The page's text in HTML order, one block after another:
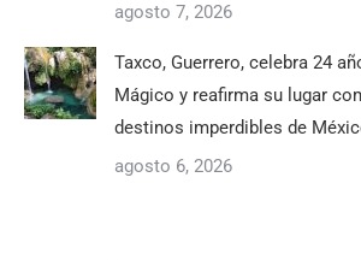
agosto 7, 2026
Taxco, Guerrero, celebra 24
Mágico y reafirma su lugar
destinos imperdibles de
agosto 6, 2026